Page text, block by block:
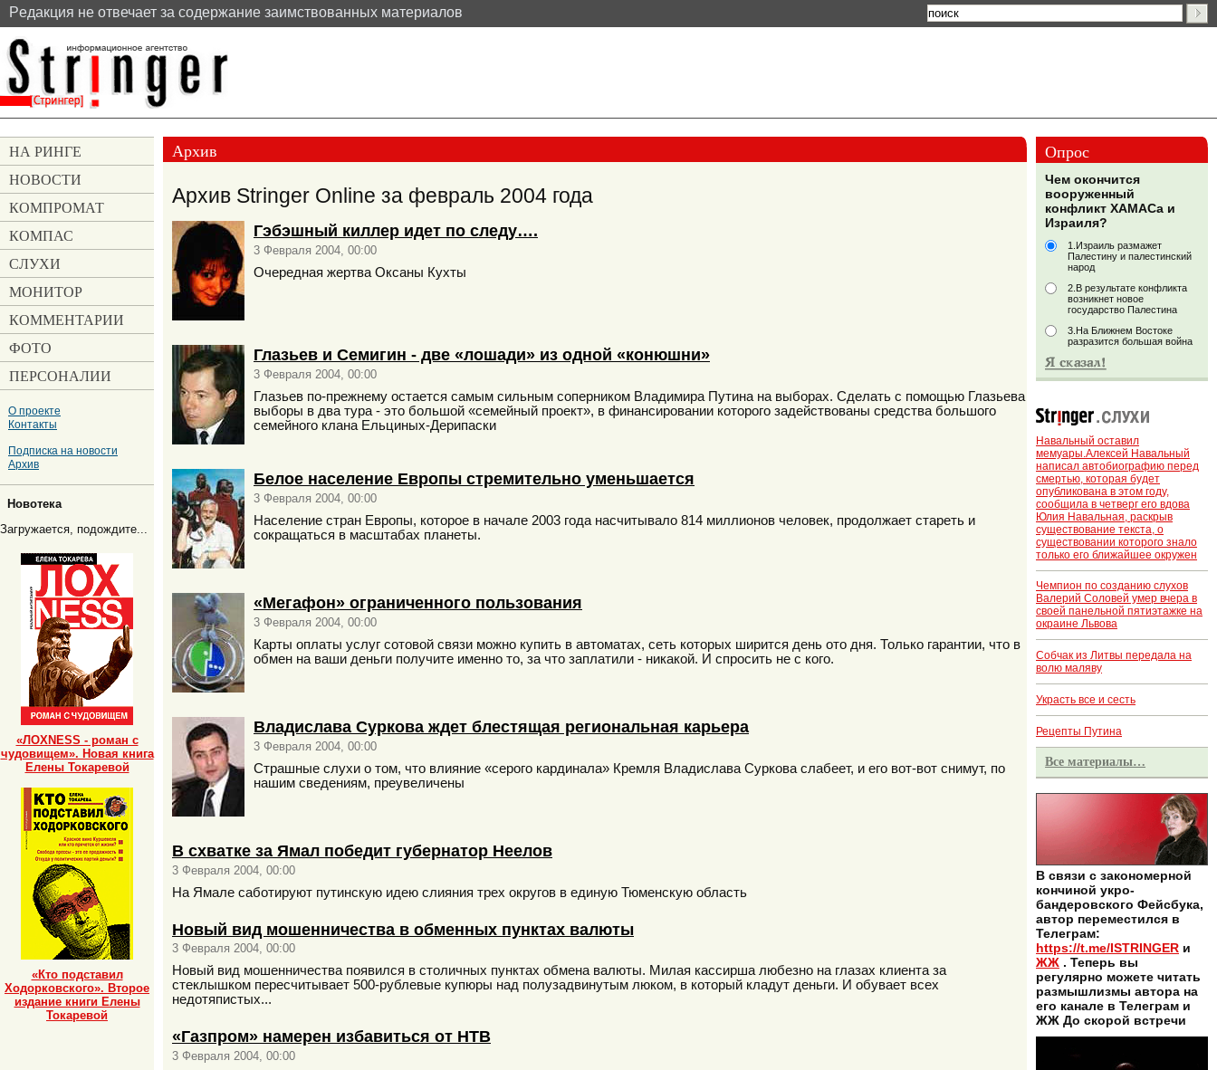
Pедакция не отвечает за содержание заимствованных материалов
Архив
Архив Stringer Online за февраль 2004 года
Гэбэшный киллер идет по следу….
3 Февраля 2004, 00:00
Очередная жертва Оксаны Кухты
Глазьев и Семигин - две «лошади» из одной «конюшни»
3 Февраля 2004, 00:00
Глазьев по-прежнему остается самым сильным соперником Владимира Путина на выборах. Сделать с помощью Глазьева
выборы в два тура - это большой «семейный проект», в финансировании которого задействованы средства большого
семейного клана Ельциных-Дерипаски
Белое население Европы стремительно уменьшается
3 Февраля 2004, 00:00
Население стран Европы, которое в начале 2003 года насчитывало 814 миллионов человек, продолжает стареть и
сокращаться в масштабах планеты.
«Мегафон» ограниченного пользования
3 Февраля 2004, 00:00
Карты оплаты услуг сотовой связи можно купить в автоматах, сеть которых ширится день ото дня. Только гарантии, что в
обмен на ваши деньги получите именно то, за что заплатили - никакой. И спросить не с кого.
Владислава Суркова ждет блестящая региональная карьера
3 Февраля 2004, 00:00
Страшные слухи о том, что влияние «серого кардинала» Кремля Владислава Суркова слабеет, и его вот-вот снимут, по
нашим сведениям, преувеличены
В схватке за Ямал победит губернатор Неелов
3 Февраля 2004, 00:00
На Ямале саботируют путинскую идею слияния трех округов в единую Тюменскую область
Новый вид мошенничества в обменных пунктах валюты
3 Февраля 2004, 00:00
Новый вид мошенничества появился в столичных пунктах обмена валюты. Милая кассирша любезно на глазах клиента за
стеклышком пересчитывает 500-рублевые купюры над полузадвинутым люком, в который кладут деньги. И обувает всех
недотяпистых...
«Газпром» намерен избавиться от НТВ
3 Февраля 2004, 00:00
Опрос
Чем окончится
вооруженный
конфликт ХАМАСа и
Израиля?
1.Израиль размажет
Палестину и палестинский
народ
2.В результате конфликта
возникнет новое
государство Палестина
3.На Ближнем Востоке
разразится большая война
Навальный оставил
мемуары.Алексей Навальный
написал автобиографию перед
смертью, которая будет
опубликована в этом году,
сообщила в четверг его вдова
Юлия Навальная, раскрыв
существование текста, о
существовании которого знало
только его ближайшее окружен
Чемпион по созданию слухов
Валерий Соловей умер вчера в
своей панельной пятиэтажке на
окраине Львова
Собчак из Литвы передала на
волю маляву
Украсть все и сесть
Рецепты Путина
Все материалы…
В связи с закономерной
кончиной укро-
бандеровского Фейсбука,
автор переместился в
Телеграм:
https://t.me/ISTRINGER и
ЖЖ . Теперь вы
регулярно можете читать
размышлизмы автора на
его канале в Телеграм и
ЖЖ До скорой встречи
НА РИНГЕ
НОВОСТИ
КОМПРОМАТ
КОМПАС
СЛУХИ
МОНИТОР
КОММЕНТАРИИ
ФОТО
ПЕРСОНАЛИИ
О проекте
Контакты
Подписка на новости
Архив
Новотека
Загружается, подождите...
«ЛОХNESS - роман с
чудовищем». Новая книга
Елены Токаревой
«Кто подставил
Ходорковского». Второе
издание книги Елены
Токаревой